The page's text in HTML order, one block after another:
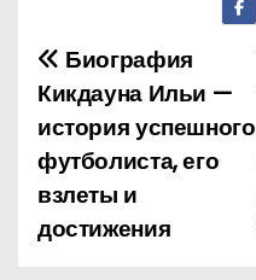
Н
а
в
и
Биография
Кикдауна Ильи —
история успешного
футболиста, его
взлеты и
достижения